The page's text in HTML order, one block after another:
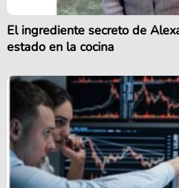
El ingrediente secreto de
estado en la cocina